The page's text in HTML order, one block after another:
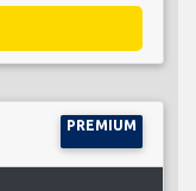
PREMIUM